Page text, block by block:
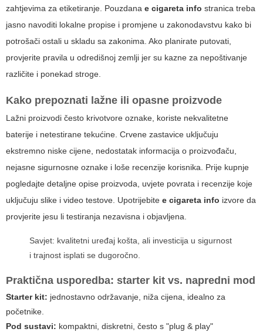
zahtjevima za etiketiranje. Pouzdana e cigareta info stranica treba
jasno navoditi lokalne propise i promjene u zakonodavstvu kako bi
potrošači ostali u skladu sa zakonima. Ako planirate putovati,
provjerite pravila u odredišnoj zemlji jer su kazne za nepoštivanje
različite i ponekad stroge.
Kako prepoznati lažne ili opasne proizvode
Lažni proizvodi često krivotvore oznake, koriste nekvalitetne
baterije i netestirane tekućine. Crvene zastavice uključuju
ekstremno niske cijene, nedostatak informacija o proizvođaču,
nejasne sigurnosne oznake i loše recenzije korisnika. Prije kupnje
pogledajte detaljne opise proizvoda, uvjete povrata i recenzije koje
uključuju slike i video testove. Upotrijebite e cigareta info izvore da
provjerite jesu li testiranja nezavisna i objavljena.
Savjet: kvalitetni uređaj košta, ali investicija u sigurnost
i trajnost isplati se dugoročno.
Praktična usporedba: starter kit vs. napredni mod
Starter kit: jednostavno održavanje, niža cijena, idealno za
početnike.
Pod sustavi: kompaktni, diskretni, često s "plug & play"